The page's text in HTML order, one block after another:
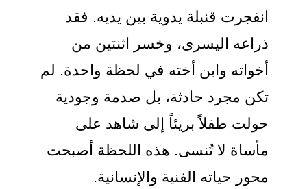
انفجرت قنبلة يدوية بين يديه. فقد
ذراعه اليسرى، وخسر اثنتين من
أخواته وابن أخته في لحظة واحدة. لم
تكن مجرد حادثة، بل صدمة وجودية
حولت طفلاً بريئاً إلى شاهد على
مأساة لا تُنسى. هذه اللحظة أصبحت
محور حياته الفنية والإنسانية.